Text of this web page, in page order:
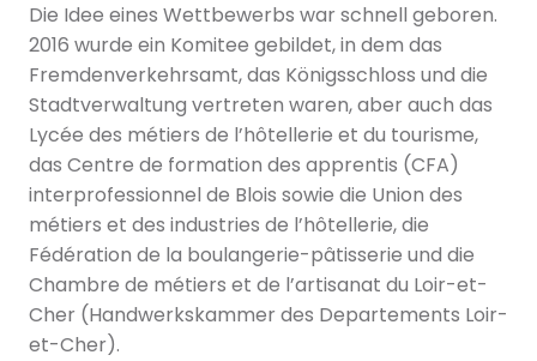
Die Idee eines Wettbewerbs war schnell geboren.
2016 wurde ein Komitee gebildet, in dem das
Fremdenverkehrsamt, das Königsschloss und die
Stadtverwaltung vertreten waren, aber auch das
Lycée des métiers de l’hôtellerie et du tourisme,
das Centre de formation des apprentis (CFA)
interprofessionnel de Blois sowie die Union des
métiers et des industries de l’hôtellerie, die
Fédération de la boulangerie-pâtisserie und die
Chambre de métiers et de l’artisanat du Loir-et-
Cher (Handwerkskammer des Departements Loir-
et-Cher).